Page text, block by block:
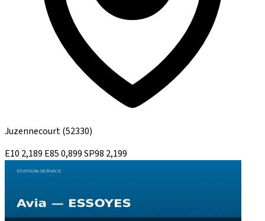
Juzennecourt(52330)
E10 2,189 E850,899SP98 2,199